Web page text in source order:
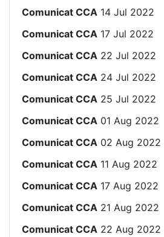
Comunicat CCA 14 Jul 2022
Comunicat CCA 17 Jul 2022
Comunicat CCA 22 Jul 2022
Comunicat CCA 24 Jul 2022
Comunicat CCA 25 Jul 2022
Comunicat CCA 01 Aug 2022
Comunicat CCA 02 Aug 2022
Comunicat CCA 11 Aug 2022
Comunicat CCA 17 Aug 2022
Comunicat CCA 21 Aug 2022
Comunicat CCA 22 Aug 2022